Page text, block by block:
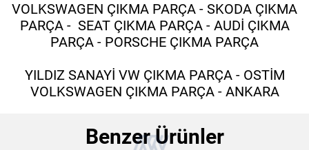
VOLKSWAGEN ÇIKMA PARÇA - SKODA ÇIKMA
PARÇA - SEAT ÇIKMA PARÇA - AUDİ ÇIKMA
PARÇA - PORSCHE ÇIKMA PARÇA
YILDIZ SANAYİ VW ÇIKMA PARÇA - OSTİM
VOLKSWAGEN ÇIKMA PARÇA - ANKARA
Benzer Ürünler